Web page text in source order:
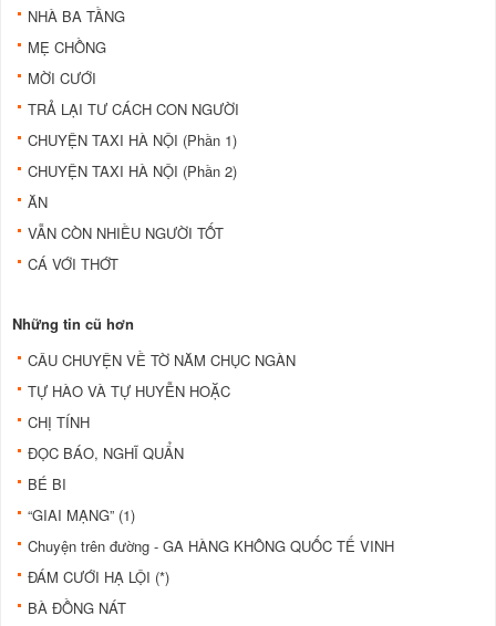
NHÀ BA TẦNG
MẸ CHỒNG
MỜI CƯỚI
TRẢ LẠI TƯ CÁCH CON NGƯỜI
CHUYỆN TAXI HÀ NỘI (Phần 1)
CHUYỆN TAXI HÀ NỘI (Phần 2)
ĂN
VẪN CÒN NHIỀU NGƯỜI TỐT
CÁ VỚI THỚT
Những tin cũ hơn
CÂU CHUYỆN VỀ TỜ NĂM CHỤC NGÀN
TỰ HÀO VÀ TỰ HUYỄN HOẶC
CHỊ TÍNH
ĐỌC BÁO, NGHĨ QUẨN
BÉ BI
“GIAI MẠNG” (1)
Chuyện trên đường - GA HÀNG KHÔNG QUỐC TẾ VINH
ĐÁM CƯỚI HẠ LỘI (*)
BÀ ĐỒNG NÁT